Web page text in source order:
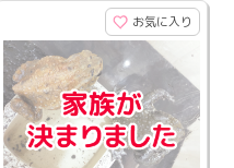
お気に入り